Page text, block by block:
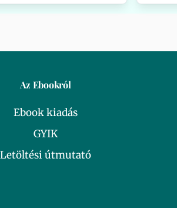
Az Ebookról
Ebook kiadás
GYIK
Letöltési útmutató